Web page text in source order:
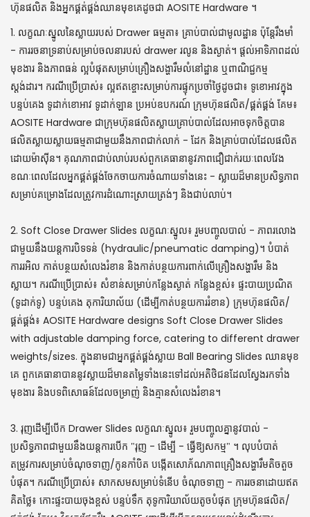
ហ៊ុនផលិត និងអ្នកផ្គត់ផ្គង់ឈានមុខគេដូចជា AOSITE Hardware ។
1. លក្ខណៈស្នូលនៃស្លាយរបស់ Drawer ធម្មតា៖ គ្រាប់បាល់ជាមូលដ្ឋាន ប៉ុន្តែរឹងមាំ
- ការរចនាទ្រនាប់សម្រាប់ចលនារបស់ drawer រលូន និងស្ងាត់។ ផ្តល់អាទិភាពដល់
មុខងារ និងភាពធន់ ល្អបំផុតសម្រាប់គ្រឿងសង្ហារឹមលំនៅដ្ឋាន ឬពាណិជ្ជកម្ម
ស្តង់ដារ។ ករណីប្រើប្រាស់៖ ល្អឥតខ្ចោះសម្រាប់ការផ្ទុកប្រចាំថ្ងៃដូចជា៖ ទូខោអាវក្នុង
បន្ទប់គេង ទូដាក់ខោអាវ ទូដាក់ឡាន ប្រអប់ឧបករណ៍ ក្រុមហ៊ុនផលិត/ផ្គត់ផ្គង់ គែម៖
AOSITE Hardware ជាក្រុមហ៊ុនផលិតស្លាយគ្រាប់បាល់ដែលអាចទុកចិត្តបាន
ផលិតស្លាយស្លាយធម្មតាជាមួយនឹងភាពជាក់លាក់ - ដែក និងគ្រាប់បាល់ដែលផលិត
ដោយម៉ាស៊ីន។ គុណភាពជាប់លាប់របស់ពួកគេធានានូវភាពជឿជាក់រយៈពេលវែង
ខណៈពេលដែលអ្នកផ្គត់ផ្គង់ចែកចាយការចំណាយទាំងនេះ - ស្លាយដ៏មានប្រសិទ្ធភាព
សម្រាប់គម្រោងដែលត្រូវការដំណោះស្រាយត្រង់ៗ និងជាប់លាប់។
2. Soft Close Drawer Slides លក្ខណៈស្នូល៖ រួមបញ្ចូលបាល់ - ភាពរលោង
ជាមួយនឹងយន្តការបិទទន់ (hydraulic/pneumatic damping)។ បំបាត់
ការរអិល កាត់បន្ថយសំលេងរំខាន និងកាត់បន្ថយការពាក់លើគ្រឿងសង្ហារឹម និង
ស្លាយ។ ករណីប្រើប្រាស់៖ សំខាន់សម្រាប់កន្លែងស្ងាត់ កន្លែងខ្ពស់៖ ផ្ទះបាយប្រណិត
(ទូដាក់ទូ) បន្ទប់គេង តុការិយាល័យ (ដើម្បីកាត់បន្ថយការរំខាន) ក្រុមហ៊ុនផលិត/
ផ្គត់ផ្គង់៖ AOSITE Hardware designs Soft Close Drawer Slides
with adjustable damping force, catering to different drawer
weights/sizes. ក្នុងនាមជាអ្នកផ្គត់ផ្គង់ស្លាយ Ball Bearing Slides ឈានមុខ
គេ ពួកគេធានាបាននូវស្លាយដ៏មានតម្លៃទាំងនេះទៅដល់អតិថិជនដែលស្វែងរកទាំង
មុខងារ និងបទពិសោធន៍ដែលចម្រាញ់ និងគ្មានសំលេងរំខាន។
3. រុញដើម្បីបើក Drawer Slides លក្ខណៈស្នូល៖ រួមបញ្ចូលគ្នានូវបាល់ -
ប្រសិទ្ធភាពជាមួយនឹងយន្តការបើក "រុញ - ដើម្បី - ធ្វើឱ្យសកម្ម" ។ លុបបំបាត់
តម្រូវការសម្រាប់ចំណុចទាញ/កូនកាំបិត បង្កើតសោភ័ណភាពគ្រឿងសង្ហារឹមតិចតួច
បំផុត។ ករណីប្រើប្រាស់៖ សាកសមសម្រាប់ទំនើប ចំណុចទាញ - ការរចនាដោយឥត
គិតថ្លៃ៖ កោះផ្ទះបាយចុងខ្ពស់ បន្ទប់ទឹក តុទូការិយាល័យតូចបំផុត ក្រុមហ៊ុនផលិត/